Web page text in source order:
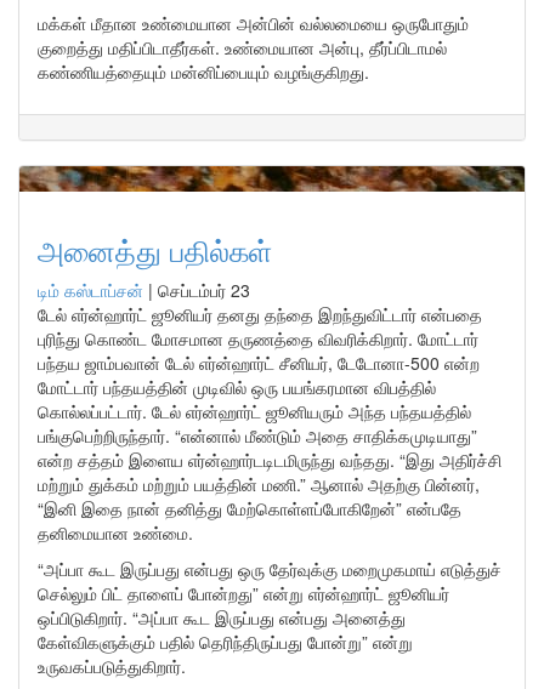
மக்கள் மீதான உண்மையான அன்பின் வல்லமையை ஒருபோதும்
குறைத்து மதிப்பிடாதீர்கள். உண்மையான அன்பு, தீர்ப்பிடாமல்
கண்ணியத்தையும் மன்னிப்பையும் வழங்குகிறது.
அனைத்து பதில்கள்
டிம் கஸ்டாப்சன் | செப்டம்பர் 23
டேல் எர்ன்ஹார்ட் ஜூனியர் தனது தந்தை இறந்துவிட்டார் என்பதை
புரிந்து கொண்ட மோசமான தருணத்தை விவரிக்கிறார். மோட்டார்
பந்தய ஜாம்பவான் டேல் எர்ன்ஹார்ட் சீனியர், டேடோனா-500 என்ற
மோட்டார் பந்தயத்தின் முடிவில் ஒரு பயங்கரமான விபத்தில்
கொல்லப்பட்டார். டேல் எர்ன்ஹார்ட் ஜூனியரும் அந்த பந்தயத்தில்
பங்குபெற்றிருந்தார். “என்னால் மீண்டும் அதை சாதிக்கமுடியாது”
என்ற சத்தம் இளைய எர்ன்ஹார்டடிடமிருந்து வந்தது. “இது அதிர்ச்சி
மற்றும் துக்கம் மற்றும் பயத்தின் மணி.” ஆனால் அதற்கு பின்னர்,
“இனி இதை நான் தனித்து மேற்கொள்ளப்போகிறேன்” என்பதே
தனிமையான உண்மை.
“அப்பா கூட இருப்பது என்பது ஒரு தேர்வுக்கு மறைமுகமாய் எடுத்துச்
செல்லும் பிட் தாளைப் போன்றது” என்று எர்ன்ஹார்ட் ஜூனியர்
ஒப்பிடுகிறார். “அப்பா கூட இருப்பது என்பது அனைத்து
கேள்விகளுக்கும் பதில் தெரிந்திருப்பது போன்று” என்று
உருவகப்படுத்துகிறார்.